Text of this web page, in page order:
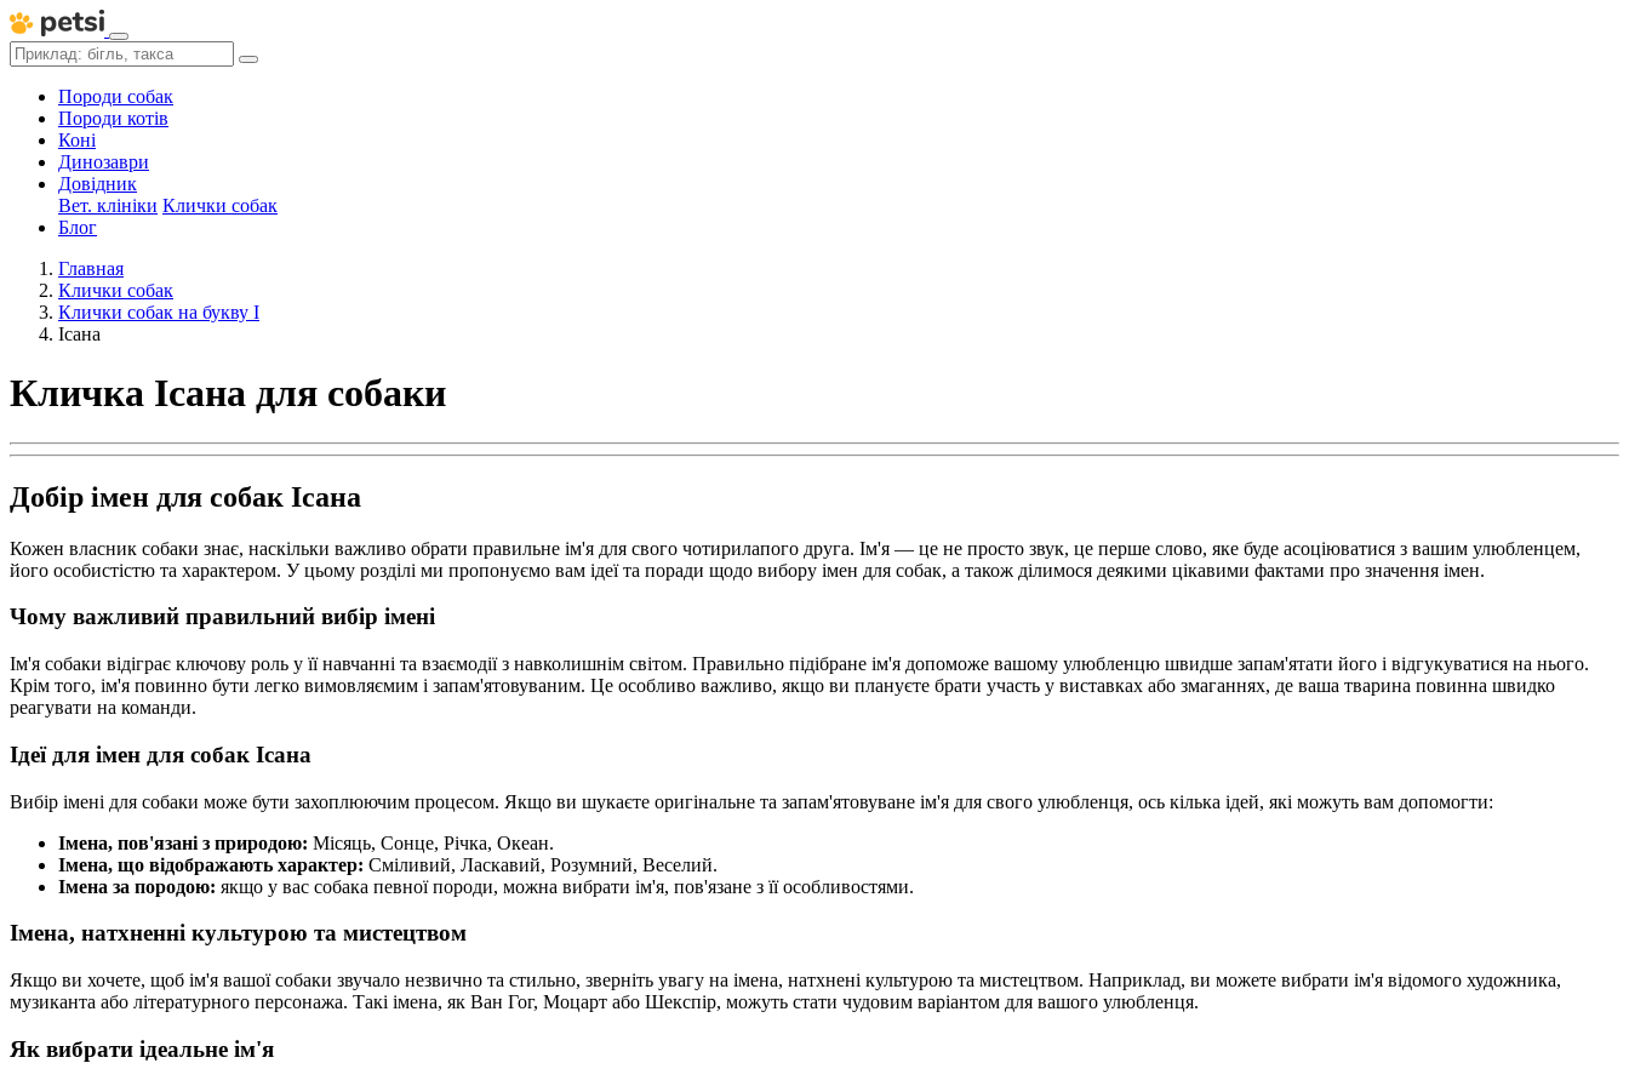
Породи собак
Породи котів
Коні
Динозаври
Довідник
Вет. клініки Клички собак
Блог
Главная
Клички собак
Клички собак на букву І
Ісана
Кличка Ісана для собаки
Добір імен для собак Ісана
Кожен власник собаки знає, наскільки важливо обрати правильне ім'я для свого чотирилапого друга. Ім'я — це не просто звук, це перше слово, яке буде асоціюватися з вашим улюбленцем,
його особистістю та характером. У цьому розділі ми пропонуємо вам ідеї та поради щодо вибору імен для собак, а також ділимося деякими цікавими фактами про значення імен.
Чому важливий правильний вибір імені
Ім'я собаки відіграє ключову роль у її навчанні та взаємодії з навколишнім світом. Правильно підібране ім'я допоможе вашому улюбленцю швидше запам'ятати його і відгукуватися на нього.
Крім того, ім'я повинно бути легко вимовляємим і запам'ятовуваним. Це особливо важливо, якщо ви плануєте брати участь у виставках або змаганнях, де ваша тварина повинна швидко
реагувати на команди.
Ідеї для імен для собак Ісана
Вибір імені для собаки може бути захоплюючим процесом. Якщо ви шукаєте оригінальне та запам'ятовуване ім'я для свого улюбленця, ось кілька ідей, які можуть вам допомогти:
Імена, пов'язані з природою: Місяць, Сонце, Річка, Океан.
Імена, що відображають характер: Сміливий, Ласкавий, Розумний, Веселий.
Імена за породою: якщо у вас собака певної породи, можна вибрати ім'я, пов'язане з її особливостями.
Імена, натхненні культурою та мистецтвом
Якщо ви хочете, щоб ім'я вашої собаки звучало незвично та стильно, зверніть увагу на імена, натхнені культурою та мистецтвом. Наприклад, ви можете вибрати ім'я відомого художника,
музиканта або літературного персонажа. Такі імена, як Ван Гог, Моцарт або Шекспір, можуть стати чудовим варіантом для вашого улюбленця.
Як вибрати ідеальне ім'я